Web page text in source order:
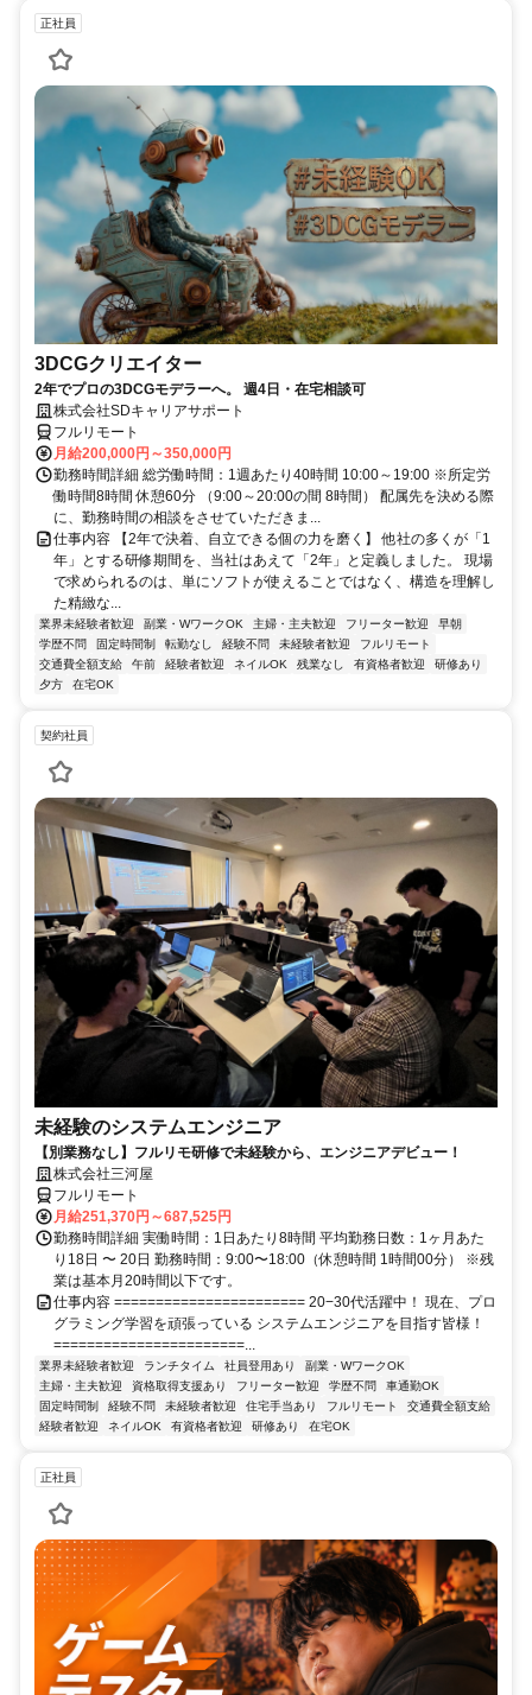
正社員
3DCGクリエイター
2年でプロの3DCGモデラーへ。 週4日・在宅相談可
株式会社SDキャリアサポート
フルリモート
月給200,000円～350,000円
勤務時間詳細 総労働時間：1週あたり40時間 10:00～19:00 ※所定労
働時間8時間 休憩60分 （9:00～20:00の間 8時間） 配属先を決める際
に、勤務時間の相談をさせていただきま...
仕事内容 【2年で決着、自立できる個の力を磨く】 他社の多くが「1
年」とする研修期間を、当社はあえて「2年」と定義しました。 現場
で求められるのは、単にソフトが使えることではなく、構造を理解し
た精緻な...
業界未経験者歓迎 副業・WワークOK 主婦・主夫歓迎 フリーター歓迎
早朝
学歴不問
固定時間制 転勤なし 経験不問 未経験者歓迎
フルリモート
交通費全額支給
午前 経験者歓迎 ネイルOK 残業なし 有資格者歓迎
研修あり
夕方
在宅OK
契約社員
未経験のシステムエンジニア
【別業務なし】フルリモ研修で未経験から、エンジニアデビュー！
株式会社三河屋
フルリモート
月給251,370円～687,525円
勤務時間詳細 実働時間：1日あたり8時間 平均勤務日数：1ヶ月あた
り18日 〜 20日 勤務時間：9:00〜18:00（休憩時間 1時間00分） ※残
業は基本月20時間以下です。
仕事内容 ======================= 20−30代活躍中！ 現在、プロ
グラミング学習を頑張っている システムエンジニアを目指す皆様！
=======================...
業界未経験者歓迎 ランチタイム 社員登用あり
副業・WワークOK
主婦・主夫歓迎
資格取得支援あり フリーター歓迎 学歴不問
車通勤OK
固定時間制
経験不問 未経験者歓迎 住宅手当あり フルリモート
交通費全額支給
経験者歓迎
ネイルOK 有資格者歓迎 研修あり 在宅OK
正社員